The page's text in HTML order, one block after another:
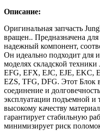
Описание:
Оригинальная запчасть
вращен.. Предназначена
надежный компонент,
Он идеально подходит для
моделях складской
EFG, EFX, EJC, EJE, EKC,
EZS, TFG, DFG. Этот Блок
соединение и
эксплуатации подъемной и
высокому качеству
гарантирует стабильную
минимизирует риск